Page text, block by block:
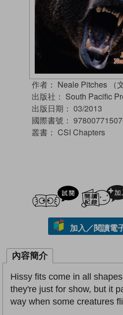
作者： Neale Pitches （文
出版社： South Pacific
出版日期： 03/2013
國際書號：
叢書： CSI Chapters
試閲
加入／閱讀電
內容簡介
Hissy fits come in all
they're just for show, but it
way when some creatures